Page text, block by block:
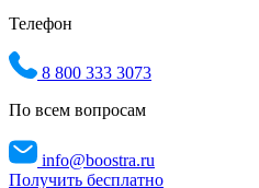
Телефон
8 800 333 3073
По всем вопросам
info@boostra.ru
Получить бесплатно